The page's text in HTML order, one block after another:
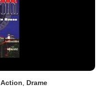
Action
Drame